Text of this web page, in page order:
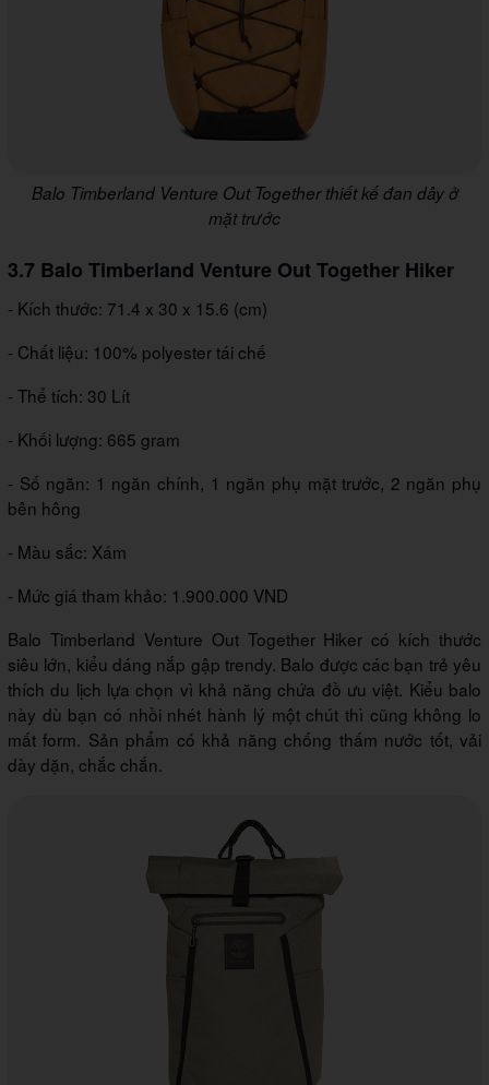
Balo Timberland Venture Out Together thiết kế đan dây ở
mặt trước
3.7 Balo Timberland Venture Out Together Hiker
- Kích thước: 71.4 x 30 x 15.6 (cm)
- Chất liệu: 100% polyester tái chế
- Thể tích: 30 Lít
- Khối lượng: 665 gram
- Số ngăn: 1 ngăn chính, 1 ngăn phụ mặt trước, 2 ngăn phụ
bên hông
- Màu sắc: Xám
- Mức giá tham khảo: 1.900.000 VND
Balo Timberland Venture Out Together Hiker có kích thước
siêu lớn, kiểu dáng nắp gập trendy. Balo được các bạn trẻ yêu
thích du lịch lựa chọn vì khả năng chứa đồ ưu việt. Kiểu balo
này dù bạn có nhồi nhét hành lý một chút thì cũng không lo
mất form. Sản phẩm có khả năng chống thấm nước tốt, vải
dày dặn, chắc chắn.